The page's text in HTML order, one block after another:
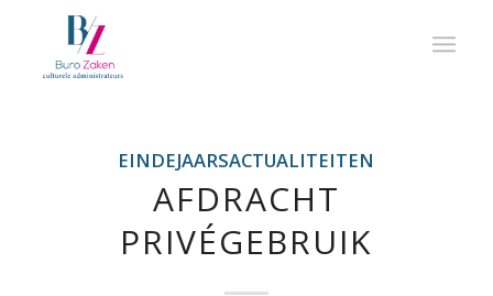
EINDEJAARSACTUALITEITEN
AFDRACHT
PRIVÉGEBRUIK